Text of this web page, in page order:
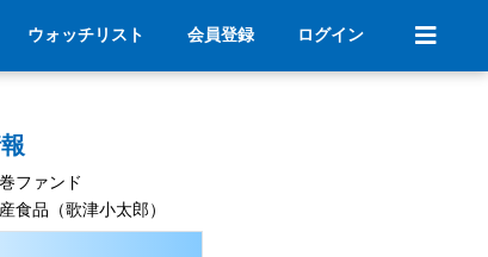
ウォッチリスト 会員登録 ログイン
ファンド
食品（歌津小太郎）